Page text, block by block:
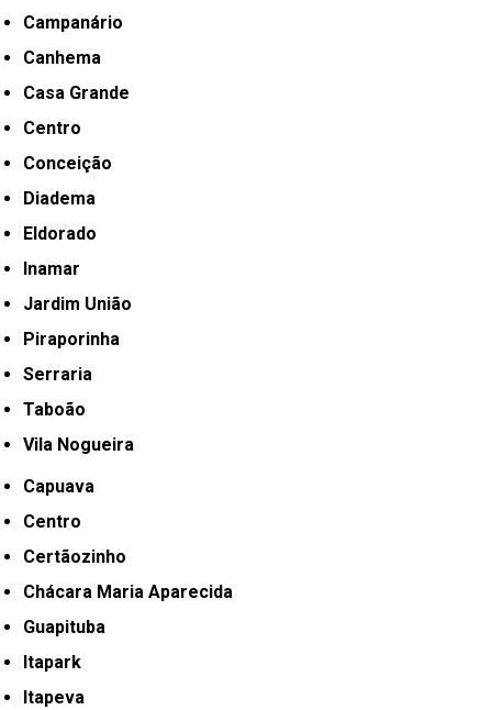
Campanário
Canhema
Casa Grande
Centro
Conceição
Diadema
Eldorado
Inamar
Jardim União
Piraporinha
Serraria
Taboão
Vila Nogueira
Capuava
Centro
Certãozinho
Chácara Maria Aparecida
Guapituba
Itapark
Itapeva